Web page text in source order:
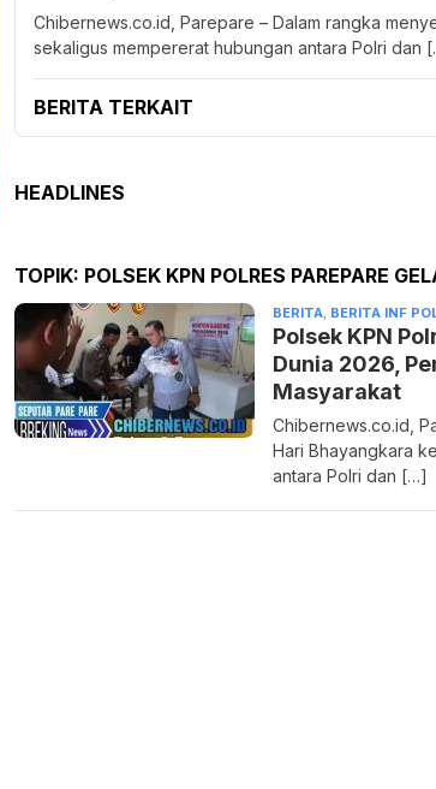
Chibernews.co.id, Parepare – Dalam rangka
sekaligus mempererat hubungan antara Polri dan
BERITA TERKAIT
HEADLINES
TOPIK: POLSEK KPN POLRES PAREPARE
BERITA, BERITA INF
Polsek KPN
Dunia 2026,
Masyarakat
Chibernews.co.id,
Hari Bhayangkara
antara Polri dan […]